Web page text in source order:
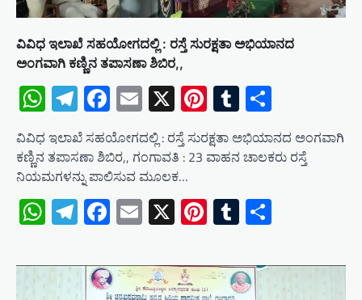
ವಿವಿಧ ಇಲಾಖೆ ಸಹಯೋಗದಲ್ಲಿ : ರಸ್ತೆ ಸುರಕ್ಷತಾ ಅಭಿಯಾನದ
ಅಂಗವಾಗಿ ಕಣ್ಣಿನ ತಪಾಸಣಾ ಶಿಬಿರ,,
WhatsApp
Telegram
Facebook
Email
X Pinterest
Tumblr
ವಿವಿಧ ಇಲಾಖೆ ಸಹಯೋಗದಲ್ಲಿ : ರಸ್ತೆ ಸುರಕ್ಷತಾ ಅಭಿಯಾನದ ಅಂಗವಾಗಿ
ಕಣ್ಣಿನ ತಪಾಸಣಾ ಶಿಬಿರ,, ಗಂಗಾವತಿ : 23 ವಾಹನ ಚಾಲಕರು ರಸ್ತೆ
ನಿಯಮಗಳನ್ನು ಪಾಲಿಸುವ ಮೂಲಕ…
WhatsApp
Telegram
Facebook
Email
X Pinterest
Tumblr